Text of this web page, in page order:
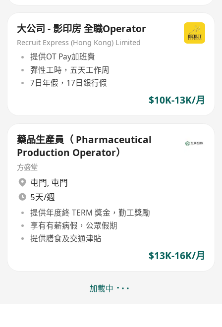
大公司 - 影印房 全職Operator
Recruit Express (Hong Kong) Limited
提供OT Pay加班費
彈性工時，五天工作周
7日年假，17日銀行假
$10K-13K/月
藥品生產員（ Pharmaceutical
Production Operator）
方盛堂
屯門, 屯門
5天/週
提供年度終 TERM 獎金，勤工獎勵
享有有薪病假，公眾假期
提供膳食及交通津貼
$13K-16K/月
加載中